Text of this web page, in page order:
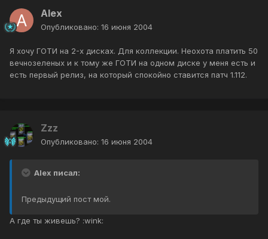
Alex
Опубликовано: 16 июня 2004
Я хочу ГОТИ на 2-х дисках. Для коллекции. Неохота платить 50
вечнозеленых и к тому же ГОТИ на одном диске у меня есть и
есть первый релиз, на который спокойно ставится патч 1.112.
Zzz
Опубликовано: 16 июня 2004
Alex писал:
Предыдущий пост мой.
А где ты живешь? :wink: